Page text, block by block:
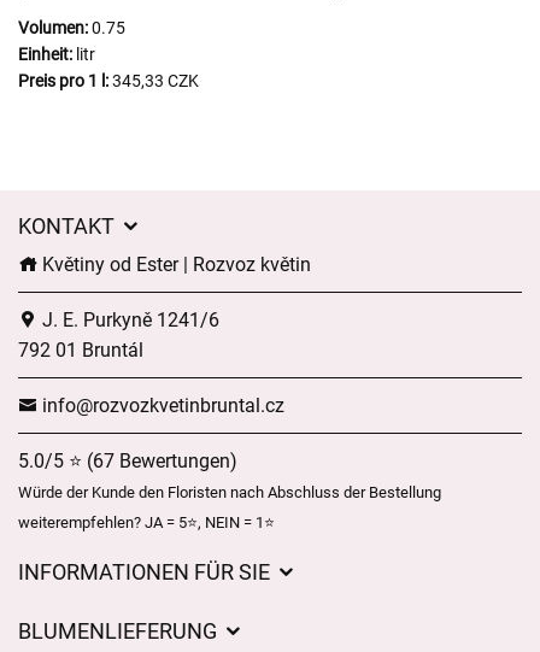
Volumen:0.75
Einheit: litr
Preis pro 1 l:345,33 CZK
KONTAKT
Květiny od Ester | Rozvoz květin
J. E. Purkyně 1241/6
792 01 Bruntál
info@rozvozkvetinbruntal.cz
5.0/5 ⭐ (67 Bewertungen)
Würde der Kunde den Floristen nach Abschluss der Bestellung
weiterempfehlen? JA = 5⭐, NEIN = 1⭐
INFORMATIONEN FÜR SIE
BLUMENLIEFERUNG